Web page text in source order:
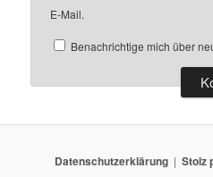
E-Mail.
Benachrichtige mich über
Datenschutzerklärung Stolz